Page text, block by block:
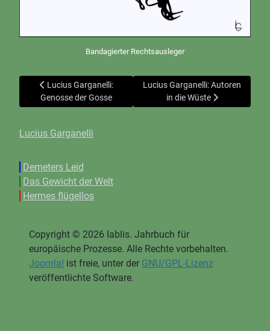
Bandagierter Rechtsausleger
Vorheriger Beitrag: Lucius Garganelli: Genosse der Gosse
Lucius Garganelli:
Genosse der Gosse
Nächster Beitrag: Lucius
Lucius Garganelli: Autoren
in die Wüste
Lucius Garganelli
Demeters Leid
Das Gewicht der Welt
Hermes flügellos
Copyright © 2026 Iablis. Jahrbuch für
europäische Prozesse. Alle Rechte vorbehalten.
Joomla! ist freie, unter der GNU/GPL-Lizenz
veröffentlichte Software.